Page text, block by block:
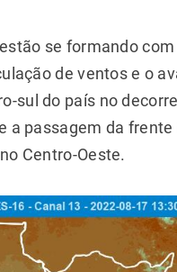
se formando
de ventos e o
sul do país no
a passagem da
Centro-Oeste.